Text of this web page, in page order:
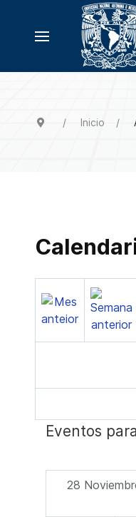
Inicio
Eventos
28